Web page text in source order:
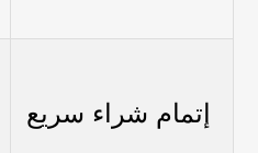
إتمام شراء سريع